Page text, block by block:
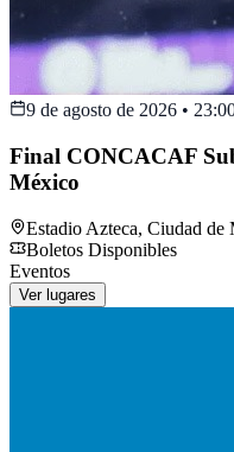
9 de agosto de 2026 •
Final CONCACAF
México
Estadio Azteca, Ciudad de
Boletos Disponibles
Eventos
Ver lugares